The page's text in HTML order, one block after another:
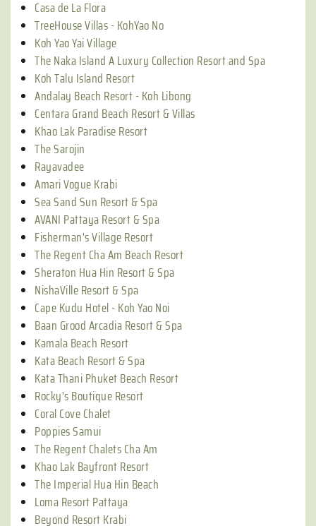
Casa de La Flora
TreeHouse Villas - KohYao No
Koh Yao Yai Village
The Naka Island A Luxury Collection Resort and Spa
Koh Talu Island Resort
Andalay Beach Resort - Koh Libong
Centara Grand Beach Resort & Villas
Khao Lak Paradise Resort
The Sarojin
Rayavadee
Amari Vogue Krabi
Sea Sand Sun Resort & Spa
AVANI Pattaya Resort & Spa
Fisherman's Village Resort
The Regent Cha Am Beach Resort
Sheraton Hua Hin Resort & Spa
NishaVille Resort & Spa
Cape Kudu Hotel - Koh Yao Noi
Baan Grood Arcadia Resort & Spa
Kamala Beach Resort
Kata Beach Resort & Spa
Kata Thani Phuket Beach Resort
Rocky's Boutique Resort
Coral Cove Chalet
Poppies Samui
The Regent Chalets Cha Am
Khao Lak Bayfront Resort
The Imperial Hua Hin Beach
Loma Resort Pattaya
Beyond Resort Krabi